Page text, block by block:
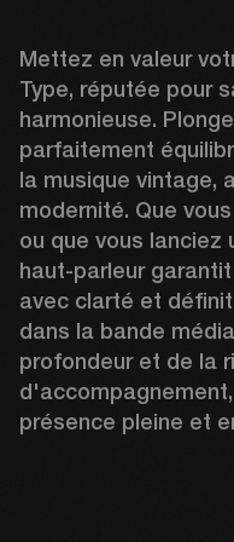
Mettez en valeur
Type, réputée pour
harmonieuse.
parfaitement
la musique vintage,
modernité. Que
ou que vous lanciez
haut-parleur
avec clarté et
dans la bande
profondeur et de la
présence pleine et